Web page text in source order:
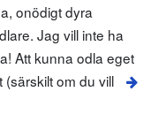
onödigt dyra
Jag vill inte ha
Att kunna odla eget
om du vill